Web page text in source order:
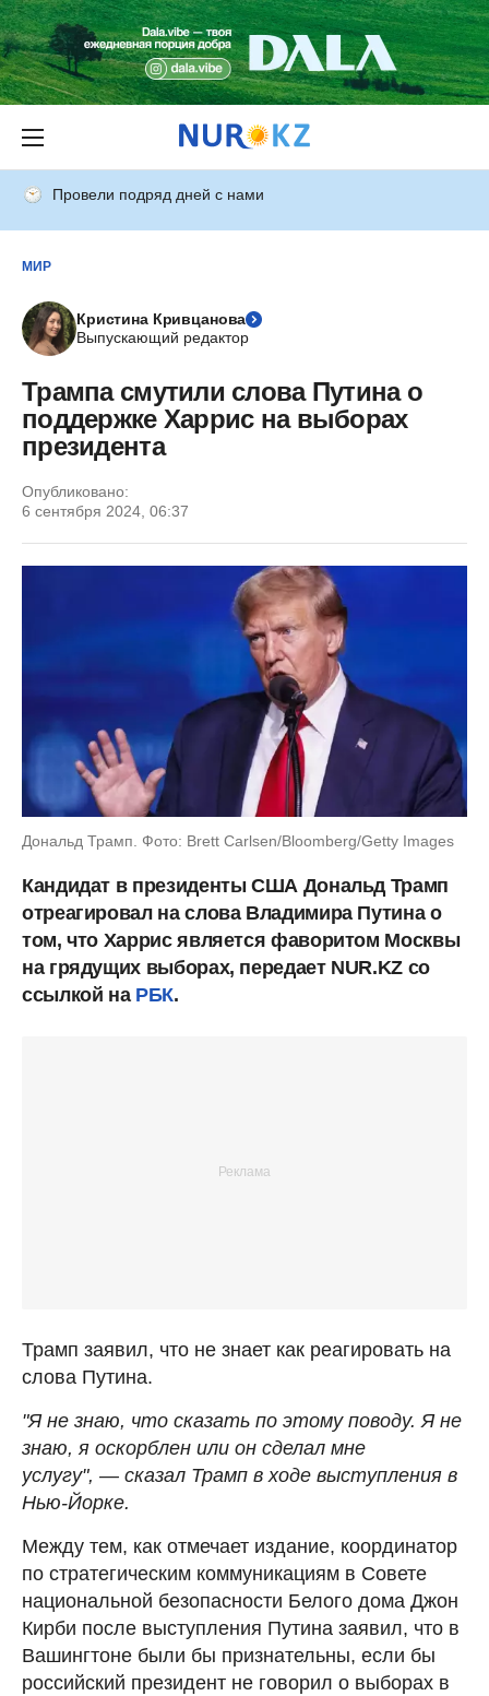
Провели подряд дней с нами
МИР
Кристина Кривцанова
Выпускающий редактор
Трампа смутили слова Путина о
поддержке Харрис на выборах
президента
Опубликовано:
6 сентября 2024, 06:37
Дональд Трамп. Фото: Brett Carlsen/Bloomberg/Getty Images
Кандидат в президенты США Дональд Трамп
отреагировал на слова Владимира Путина о
том, что Харрис является фаворитом Москвы
на грядущих выборах, передает NUR.KZ со
ссылкой на РБК.
Трамп заявил, что не знает как реагировать на
слова Путина.
"Я не знаю, что сказать по этому поводу. Я не
знаю, я оскорблен или он сделал мне
услугу", — сказал Трамп в ходе выступления в
Нью-Йорке.
Между тем, как отмечает издание, координатор
по стратегическим коммуникациям в Совете
национальной безопасности Белого дома Джон
Кирби после выступления Путина заявил, что в
Вашингтоне были бы признательны, если бы
российский президент не говорил о выборах в